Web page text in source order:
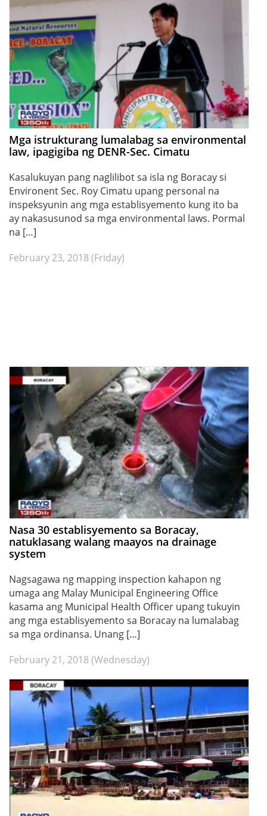
Mga istrukturang lumalabag sa environmental
law, ipagigiba ng DENR-Sec. Cimatu
Kasalukuyan pang naglilibot sa isla ng Boracay si
Environent Sec. Roy Cimatu upang personal na
inspeksyunin ang mga establisyemento kung ito ba
ay nakasusunod sa mga environmental laws. Pormal
na […]
February 23, 2018 (Friday)
Nasa 30 establisyemento sa Boracay,
natuklasang walang maayos na drainage
system
Nagsagawa ng mapping inspection kahapon ng
umaga ang Malay Municipal Engineering Office
kasama ang Municipal Health Officer upang tukuyin
ang mga establisyemento sa Boracay na lumalabag
sa mga ordinansa. Unang […]
February 21, 2018 (Wednesday)